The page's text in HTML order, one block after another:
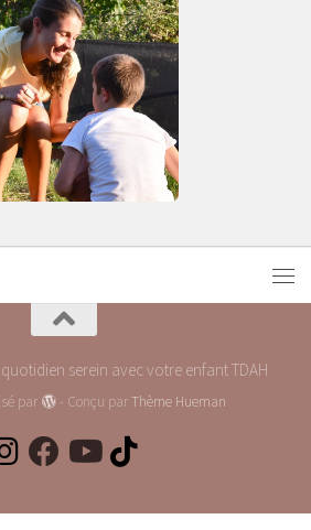
serein avec votre enfant TDAH
par - Conçu parThème Hueman